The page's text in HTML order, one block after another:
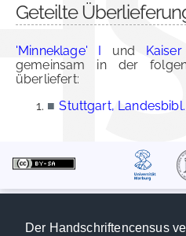
Der Handschriftencensus
Geteilte
'Minneklage' I und
gemeinsam in der
überliefert:
■ Stuttgart,